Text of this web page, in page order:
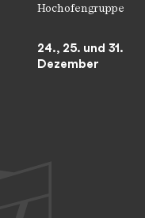
Hochofengruppe
24., 25. und 31.
Dezember